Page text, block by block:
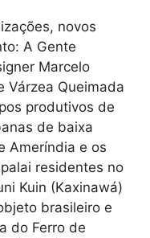
novos
A Gente
Marcelo
Várzea Queimada
produtivos de
de baixa
Ameríndia e os
residentes no
Kuin (Kaxinawá)
brasileiro e
do Ferro de